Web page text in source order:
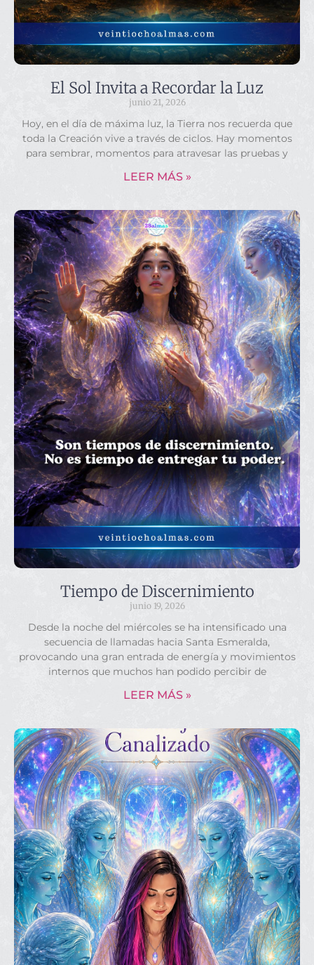
El Sol Invita a Recordar la Luz
junio 21, 2026
Hoy, en el día de máxima luz, la Tierra nos recuerda que
toda la Creación vive a través de ciclos. Hay momentos
para sembrar, momentos para atravesar las pruebas y
LEER MÁS »
Tiempo de Discernimiento
junio 19, 2026
Desde la noche del miércoles se ha intensificado una
secuencia de llamadas hacia Santa Esmeralda,
provocando una gran entrada de energía y movimientos
internos que muchos han podido percibir de
LEER MÁS »